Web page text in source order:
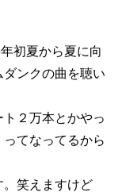
初夏から夏に向
ンクの曲を聴い
ト２万本とかやっ
てなってるから
。笑えますけど